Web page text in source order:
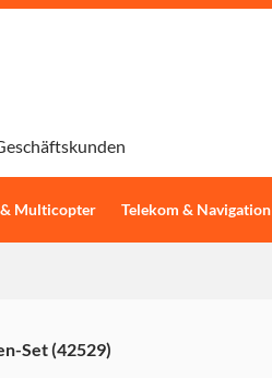
Multicopter Telekom & Navigation
Set (42529)